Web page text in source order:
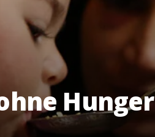
Hunger